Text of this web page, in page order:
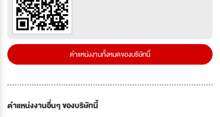
ตำแหน่งงานทั้งหมดของบริษัทนี้
ตำแหน่งงานอื่นๆ ของบริษัทนี้